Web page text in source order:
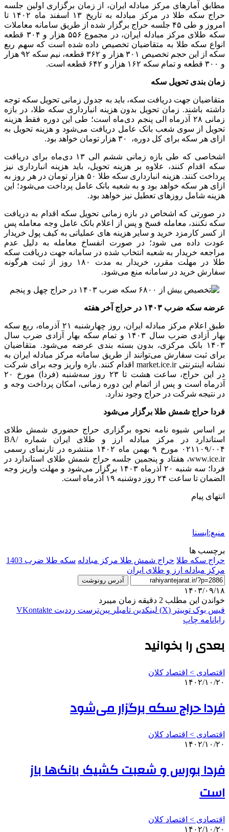
مطابق آمارهای مرکز مبادله ایران، از زمان برگزاری اولین جلسه
حراج سکه طلا در مرکز مبادله به تاریخ ۱۳ اسفند ماه ۱۴۰۲ تا
امروز و طی ۴۵ جلسه حراج برگزار شده از طریق سامانه معاملات
سکه طلای مرکز مبادله ایران، در مجموع ۵۵۶ هزار و ۳۰۴ قطعه
انواع سکه طلا به متقاضیان تخصیص داده شده است که سهم ربع
سکه از این حجم تخصیص ۳۰۱ هزار و ۳۶۲ قطعه، نیم سکه ۹۲ هزار
و ۳۰۰ قطعه و تمام سکه ۱۶۲ هزار و ۶۴۲ قطعه است.
زمان بندی تحویل سکه
متقاضیان جهت دریافت سکه، باید به جدول زمانی تحویل سکه توجه
داشته باشند. زمان تحویل بدون هزینه انبارداری سکه طلا، در بازه
زمانی ۲۸ آذرماه الی پنجم دی‌ماه است؛ طی این دوره فقط هزینه
تحویل از سوی شعب بانک عامل دریافت می‌شود و هزینه تحویل به
ازای هر سکه برای کل دوره، ۳۰ هزار تومان خواهد بود.
اشخاصی که طی بازه زمانی ششم الی ۱۳ دی‌ماه برای دریافت
سکه اقدام کنند، علاوه بر هزینه تحویل، باید هزینه انبارداری نیز
پرداخت کنند. هزینه انبارداری سکه طلا ۵۰ هزار تومان در هر روز به
ازای هر سکه خواهد بود و به شعبه بانک عامل پرداخت می‌شود؛ این
هزینه شامل روزهای تعطیل نیز خواهد بود.
در صورتی که اشخاص در بازه زمانی تحویل سکه اقدام به دریافت
سکه نکنند، معامله فسخ و پس از اعلام بانک عامل وجه معامله پس
از کسر کارمزد خرید و سایر هزینه های عملیاتی به کیف پول خریدار
عودت داده می شود؛ در صورت انفساخ معامله به دلیل عدم
مراجعه خریدار به شعبه انتخاب شده در سامانه جهت دریافت سکه
طلا در مهلت مقرر، خریدار به مدت ۱۸۰ روز از ثبت هرگونه
سفارش خرید در سامانه منع می‌شود.
عرضه سکه ضرب ۱۴۰۳ در حراج آخر هفته
طبق اعلام مرکز مبادله ایران، روز چهارشنبه ۲۱ آذرماه، ربع سکه
بهار آزادی ضرب سال ۱۴۰۳ و تمام سکه بهار آزادی ضرب سال
۱۴۰۳ بانک مرکزی، بدون بسته بندی عرضه می‌شود. متقاضیان
برای ثبت سفارش می‌توانند از طریق سامانه مرکز مبادله ایران به
نشانه اینترنتی market.ice.ir اقدام کنند. بازه واریز وجه برای شرکت
در این حراج، ساعت هشت تا ۲۳ روز سه‌شنبه (فردا) مورخ ۲۰
آذرماه است و پس از اتمام این دوره زمانی، امکان پرداخت وجه و
در نتیجه شرکت در حراج وجود ندارد.
فردا حراج شمش طلا برگزار می‌شود
بر اساس شیوه ‌نامه نحوه برگزاری حراج حضوری شمش طلای
استاندارد در مرکز مبادله ارز و طلای ایران شماره BA/
۰۲۱۱۰۹/۰۰۴ مورخ ۹ بهمن ماه ۱۴۰۲ منتشره در تارنمای رسمی
www.ice.ir، هفتاد و پنجمین جلسه حراج شمش طلای استاندارد در
فردا؛ سه شنبه ۲۰ آذرماه ۱۴۰۳ برگزار می‌شود و مهلت واریز وجه
الضمان تا ساعت ۲۴ روز دوشنبه ۱۹ آذرماه است.
انتهای پیام
منبع:ایسنا
برچسب ها
حراج سکه طلا حراج شمش طلا مرکز مبادله سکه طلا ضرب 1403
مرکز مبادله ارز و طلای ایران
آدرس رونوشت
۱۴۰۳/۰۹/۱۸
خواندن این مطلب 2 دقیقه زمان میبرد
فیس بوک توییتر (X) لینکدین ‫تامبلر ‫پین‌ترست ‫رددیت ‫VKontakte
رایانامه چاپ
بعدی را بخوانید
اقتصادی > اقتصاد کلان
۱۴۰۲/۱۰/۲۰
فردا حراج سکه برگزار می‌شود
اقتصادی > اقتصاد کلان
۱۴۰۲/۱۰/۲۰
فردا بورس و شعبت کشیک بانک‌ها باز
است
اقتصادی > اقتصاد کلان
۱۴۰۲/۱۰/۲۰